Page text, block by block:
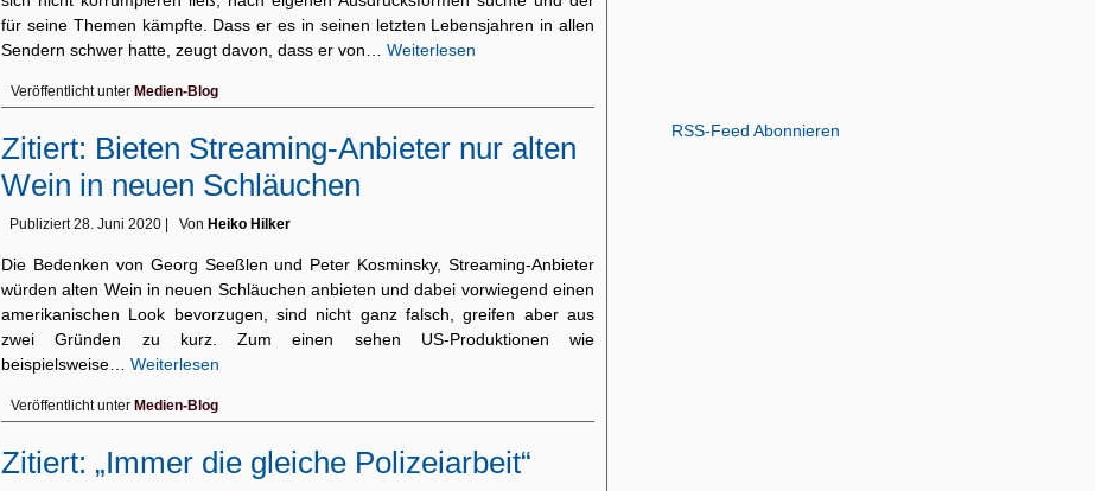
für seine Themen kämpfte. Dass er es in seinen letzten Lebensjahren in allen
Sendern schwer hatte, zeugt davon, dass er von… Weiterlesen
Veröffentlicht unter Medien-Blog
Zitiert: Bieten Streaming-Anbieter nur alten
Wein in neuen Schläuchen
Publiziert 28. Juni 2020 Von Heiko Hilker
Die Bedenken von Georg Seeßlen und Peter Kosminsky, Streaming-Anbieter
würden alten Wein in neuen Schläuchen anbieten und dabei vorwiegend einen
amerikanischen Look bevorzugen, sind nicht ganz falsch, greifen aber aus
zwei Gründen zu kurz. Zum einen sehen US-Produktionen wie
beispielsweise… Weiterlesen
Veröffentlicht unter Medien-Blog
Zitiert: „Immer die gleiche Polizeiarbeit“
RSS-Feed Abonnieren